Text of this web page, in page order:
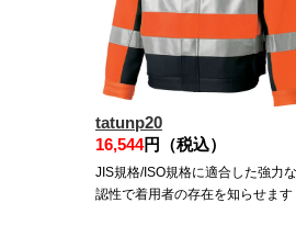
tatunp20
16,544円（税込）
JIS規格/ISO規格に適合した強力
認性で着用者の存在を知らせます